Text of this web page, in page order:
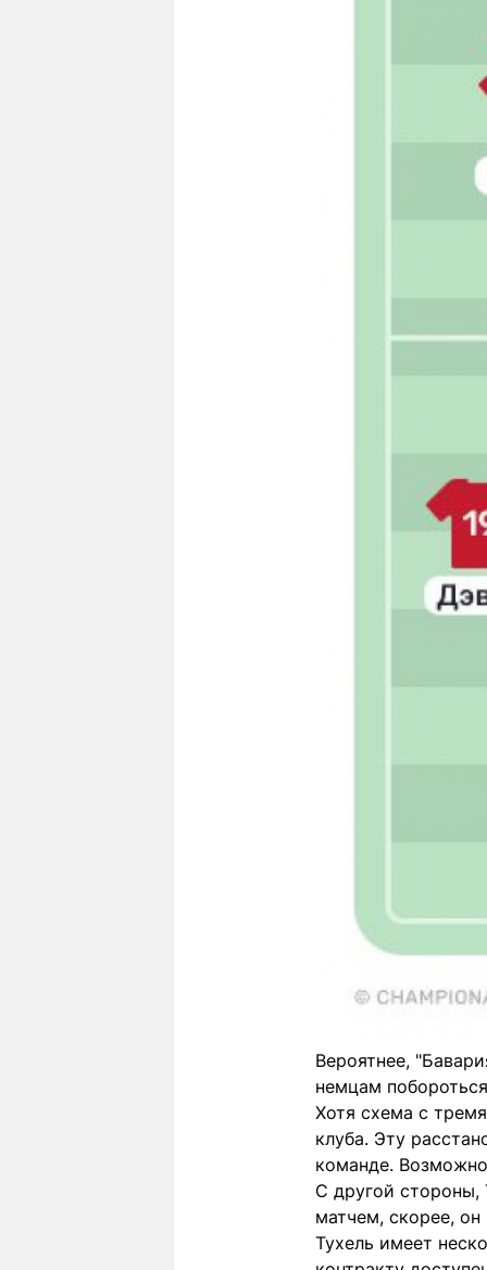
Вероятнее,
немцам
Хотя схема с
клуба. Эту
команде.
С другой стороны,
матчем, скорее,
Тухель имеет